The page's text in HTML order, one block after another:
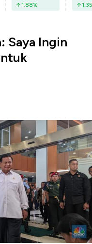
1.88% 1.35
Saya Ingin